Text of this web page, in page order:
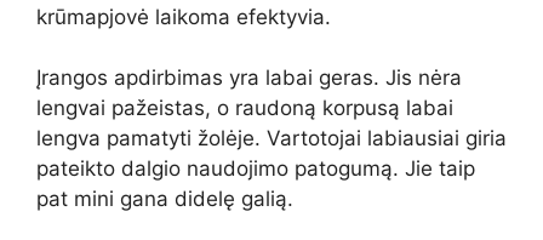
krūmapjovė laikoma efektyvia.
Įrangos apdirbimas yra labai geras. Jis nėra
lengvai pažeistas, o raudoną korpusą labai
lengva pamatyti žolėje. Vartotojai labiausiai giria
pateikto dalgio naudojimo patogumą. Jie taip
pat mini gana didelę galią.